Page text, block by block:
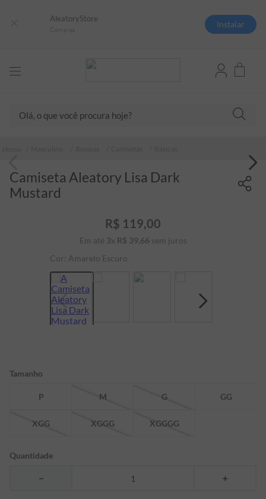
AleatoryStore
Instalar
Camiseta Aleatory Lisa Dark
Mustard
R$ 119,00
Em até 3x R$ 39,66 sem juros
Cor: Amarelo Escuro
Tamanho
P M G GG
XGG XGGG XGGGG
Quantidade
＋
－
2º
camiseta listrada
4º
camiseta
5º
pima
7º